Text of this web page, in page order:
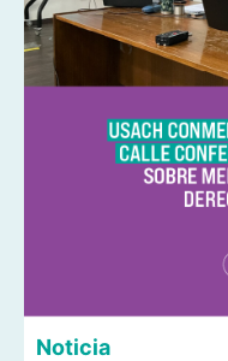
Noticia